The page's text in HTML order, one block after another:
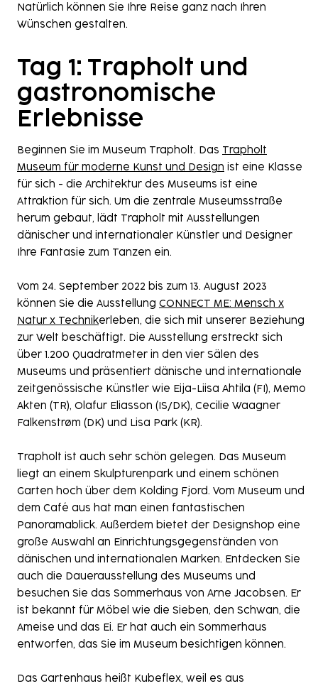
Natürlich können Sie Ihre Reise ganz nach Ihren
Wünschen gestalten.
Tag 1: Trapholt und
gastronomische
Erlebnisse
Beginnen Sie im Museum Trapholt. Das Trapholt
Museum für moderne Kunst und Design ist eine Klasse
für sich - die Architektur des Museums ist eine
Attraktion für sich. Um die zentrale Museumsstraße
herum gebaut, lädt Trapholt mit Ausstellungen
dänischer und internationaler Künstler und Designer
Ihre Fantasie zum Tanzen ein.
Vom 24. September 2022 bis zum 13. August 2023
können Sie die Ausstellung CONNECT ME: Mensch x
Natur x Technikerleben, die sich mit unserer Beziehung
zur Welt beschäftigt. Die Ausstellung erstreckt sich
über 1.200 Quadratmeter in den vier Sälen des
Museums und präsentiert dänische und internationale
zeitgenössische Künstler wie Eija-Liisa Ahtila (FI), Memo
Akten (TR), Olafur Eliasson (IS/DK), Cecilie Waagner
Falkenstrøm (DK) und Lisa Park (KR).
Trapholt ist auch sehr schön gelegen. Das Museum
liegt an einem Skulpturenpark und einem schönen
Garten hoch über dem Kolding Fjord. Vom Museum und
dem Café aus hat man einen fantastischen
Panoramablick. Außerdem bietet der Designshop eine
große Auswahl an Einrichtungsgegenständen von
dänischen und internationalen Marken. Entdecken Sie
auch die Dauerausstellung des Museums und
besuchen Sie das Sommerhaus von Arne Jacobsen. Er
ist bekannt für Möbel wie die Sieben, den Schwan, die
Ameise und das Ei. Er hat auch ein Sommerhaus
entworfen, das Sie im Museum besichtigen können.
Das Gartenhaus heißt Kubeflex, weil es aus